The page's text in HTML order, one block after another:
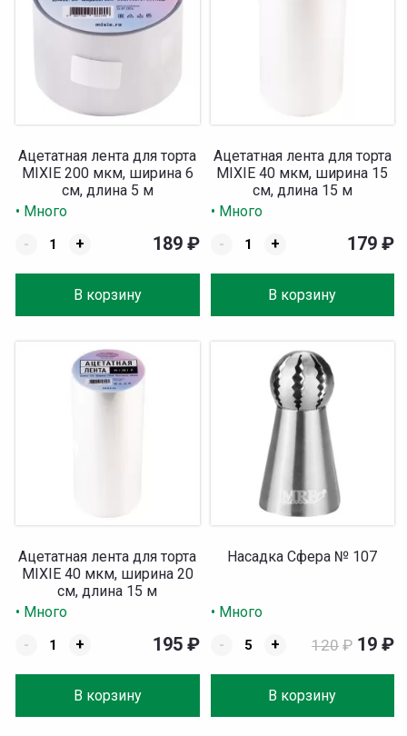
Ацетатная лента для торта
MIXIE 200 мкм, ширина 6
см, длина 5 м
• Много
-
+
В корзину
189 ₽
Ацетатная лента для торта
MIXIE 40 мкм, ширина 15
см, длина 15 м
• Много
-
+
В корзину
179 ₽
Ацетатная лента для торта
MIXIE 40 мкм, ширина 20
см, длина 15 м
• Много
-
+
В корзину
195 ₽
Насадка Сфера № 107
• Много
-
+
В корзину
120 ₽ 19 ₽